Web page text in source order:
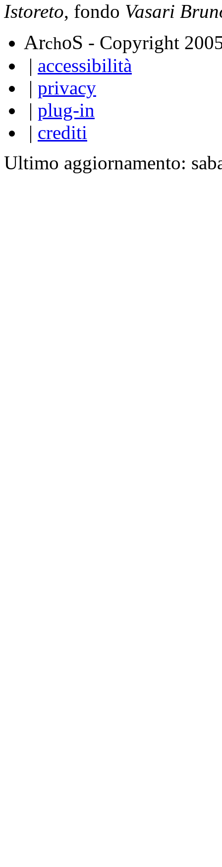
Istoreto, fondo Vasari
ArchoS - Copyright
| accessibilità
| privacy
| plug-in
| crediti
Ultimo aggiornamento: